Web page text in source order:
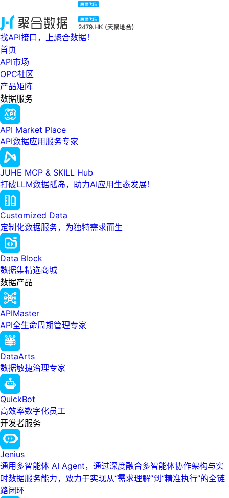
找API接口，上聚合数据！
首页
API市场
OPC社区
产品矩阵
数据服务
API Market Place
API数据应用服务专家
JUHE MCP & SKILL Hub
打破LLM数据孤岛，助力AI应用生态发展！
Customized Data
定制化数据服务，为独特需求而生
Data Block
数据集精选商城
数据产品
APIMaster
API全生命周期管理专家
DataArts
数据敏捷治理专家
QuickBot
高效率数字化员工
开发者服务
Jenius
通用多智能体 AI Agent，通过深度融合多智能体协作架构与实
时数据服务能力，致力于实现从“需求理解”到“精准执行”的全链
路闭环